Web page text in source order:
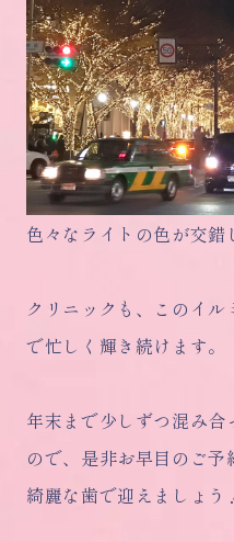
色々なライトの色が交錯
クリニックも、このイ
で忙しく輝き続けます。
年末まで少しずつ混み
ので、是非お早目のご
綺麗な歯で迎えましょう